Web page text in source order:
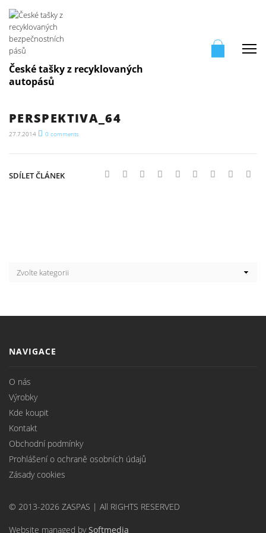
České tašky z recyklovaných
autopásů
PERSPEKTIVA_64
27.7.2014 0 comments
SDÍLET ČLÁNEK
NAVIGACE
O nás
Výrobky
Kde koupit
Kontakt
Obchodní podmínky
Prohlášení o ochraně osobních údajů
Zásady cookies
© 2013-2026 ZASPAS | All RIGHTS RESERVED
Website managed bySoftmedia